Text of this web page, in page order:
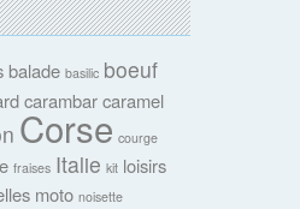
balade basilic boeuf
carambar caramel
Corse courge
fraises Italie kit loisirs
moto noisette